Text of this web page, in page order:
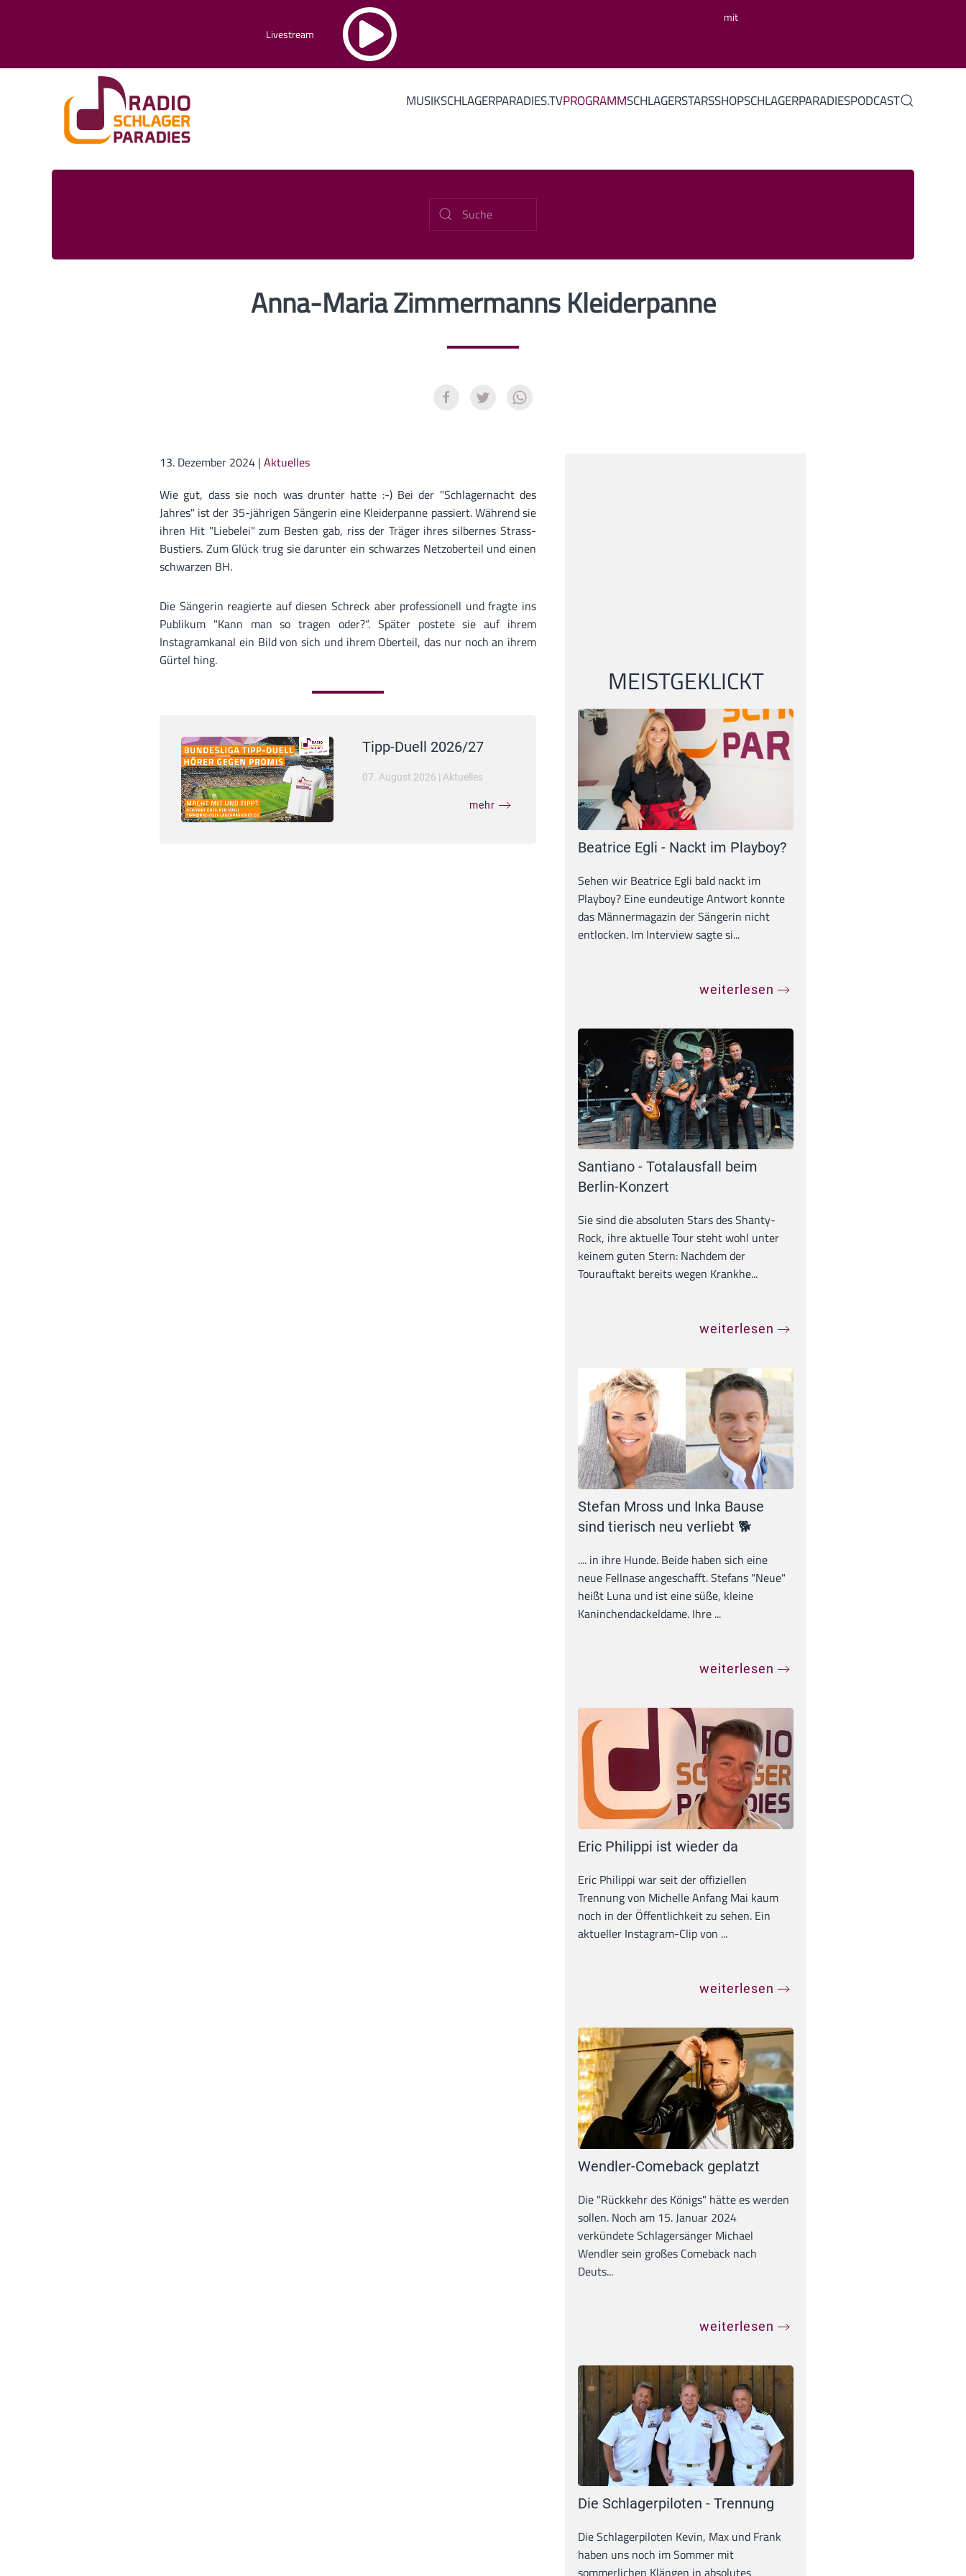
Livestream
mit
MUSIKSCHLAGERPARADIES.TVPROGRAMMSCHLAGERSTARSSHOPSCHLAGERPARADIESPODCAST
Anna-Maria Zimmermanns Kleiderpanne
13. Dezember 2024 | Aktuelles
Wie gut, dass sie noch was drunter hatte :-) Bei der "Schlagernacht des
Jahres" ist der 35-jährigen Sängerin eine Kleiderpanne passiert. Während sie
ihren Hit "Liebelei" zum Besten gab, riss der Träger ihres silbernes Strass-
Bustiers. Zum Glück trug sie darunter ein schwarzes Netzoberteil und einen
schwarzen BH.
Die Sängerin reagierte auf diesen Schreck aber professionell und fragte ins
Publikum "Kann man so tragen oder?“. Später postete sie auf ihrem
Instagramkanal ein Bild von sich und ihrem Oberteil, das nur noch an ihrem
Gürtel hing.
Tipp-Duell 2026/27
07. August 2026 | Aktuelles
mehr
MEISTGEKLICKT
Beatrice Egli - Nackt im Playboy?
Sehen wir Beatrice Egli bald nackt im
Playboy? Eine eundeutige Antwort konnte
das Männermagazin der Sängerin nicht
entlocken. Im Interview sagte si...
weiterlesen
Santiano - Totalausfall beim
Berlin-Konzert
Sie sind die absoluten Stars des Shanty-
Rock, ihre aktuelle Tour steht wohl unter
keinem guten Stern: Nachdem der
Tourauftakt bereits wegen Krankhe...
weiterlesen
Stefan Mross und Inka Bause
sind tierisch neu verliebt 🐕
.... in ihre Hunde. Beide haben sich eine
neue Fellnase angeschafft. Stefans "Neue"
heißt Luna und ist eine süße, kleine
Kaninchendackeldame. Ihre ...
weiterlesen
Eric Philippi ist wieder da
Eric Philippi war seit der offiziellen
Trennung von Michelle Anfang Mai kaum
noch in der Öffentlichkeit zu sehen. Ein
aktueller Instagram-Clip von ...
weiterlesen
Wendler-Comeback geplatzt
Die "Rückkehr des Königs" hätte es werden
sollen. Noch am 15. Januar 2024
verkündete Schlagersänger Michael
Wendler sein großes Comeback nach
Deuts...
weiterlesen
Die Schlagerpiloten - Trennung
Die Schlagerpiloten Kevin, Max und Frank
haben uns noch im Sommer mit